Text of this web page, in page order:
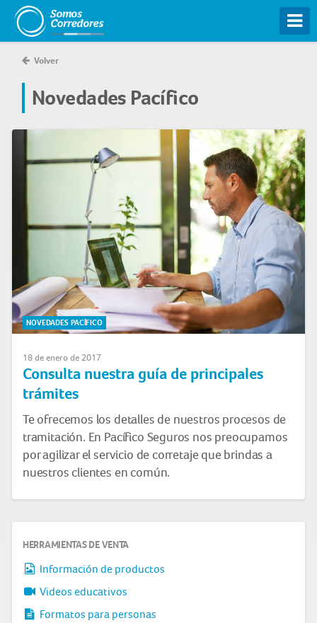
Volver
Novedades Pacífico
NOVEDADES PACÍFICO
18 de enero de 2017
Consulta nuestra guía de principales
trámites
Te ofrecemos los detalles de nuestros procesos de
tramitación. En Pacífico Seguros nos preocupamos
por agilizar el servicio de corretaje que brindas a
nuestros clientes en común.
HERRAMIENTAS DE VENTA
Información de productos
Videos educativos
Formatos para personas